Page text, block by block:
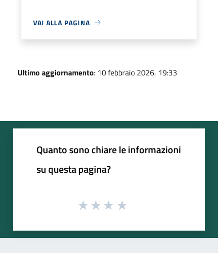
VAI ALLA PAGINA
Ultimo aggiornamento: 10 febbraio 2026, 19:33
Quanto sono chiare le informazioni
su questa pagina?